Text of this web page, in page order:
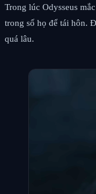
Trong lúc Odysseus
trong số họ để tái hôn.
quá lâu.